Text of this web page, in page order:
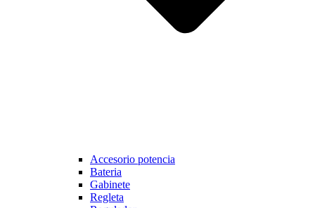
Accesorio potencia
Bateria
Gabinete
Regleta